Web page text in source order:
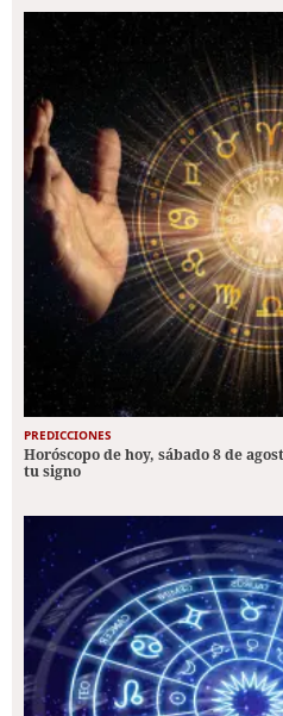
PREDICCIONES
Horóscopo de hoy, sábado 8 de
tu signo